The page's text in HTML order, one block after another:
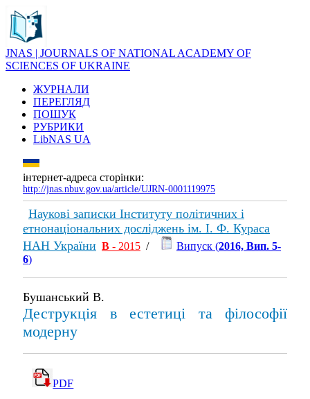
JNAS | JOURNALS OF NATIONAL ACADEMY OF
SCIENCES OF UKRAINE
ЖУРНАЛИ
ПЕРЕГЛЯД
ПОШУК
РУБРИКИ
LibNAS UA
інтернет-адреса сторінки:
http://jnas.nbuv.gov.ua/article/UJRN-0001119975
Наукові записки Інституту політичних і
етнонаціональних досліджень ім. І. Ф. Кураса
НАН України В - 2015 / Випуск (2016, Вип. 5-
6)
Бушанський В.
Деструкція в естетиці та філософії
модерну
PDF